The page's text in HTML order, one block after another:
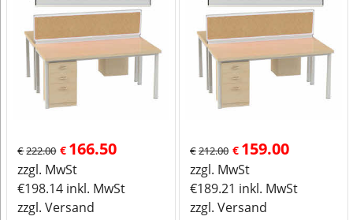
€222.00 € 166.50
zzgl. MwSt
€198.14 inkl. MwSt
zzgl. Versand
€212.00 € 159.00
zzgl. MwSt
€189.21 inkl. MwSt
zzgl. Versand